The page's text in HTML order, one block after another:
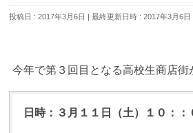
投稿日 : 2017年3月6日 最終更新日時 : 2017年3月6日
今年で第３回目となる高校生商店街
日時：３月１１日（土）１０：：